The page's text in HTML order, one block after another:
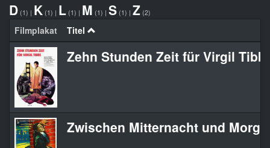
D (1) | K (1) | L (1) | M (1) | S (1) | Z (2)
Filmplakat Titel
Zehn Stunden Zeit für Virgil
Zwischen Mitternacht und